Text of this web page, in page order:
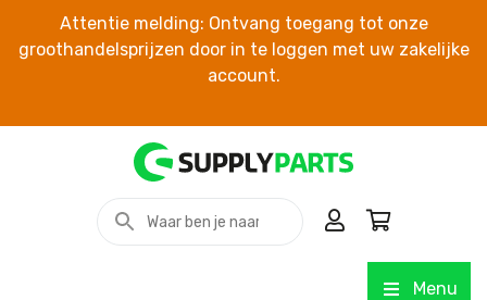
Attentie melding: Ontvang toegang tot onze
groothandelsprijzen door in te loggen met uw zakelijke
account.
Menu